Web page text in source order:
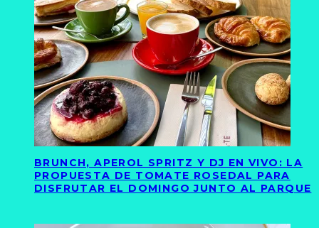
BRUNCH, APEROL SPRITZ Y DJ EN VIVO: LA
PROPUESTA DE TOMATE ROSEDAL PARA
DISFRUTAR EL DOMINGO JUNTO AL PARQUE